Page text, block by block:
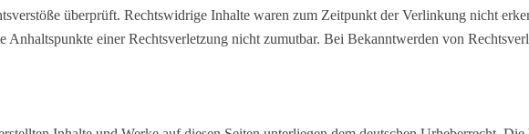
überprüft. Rechtswidrige Inhalte waren zum Zeitpunkt der Verlinkung nicht
Anhaltspunkte einer Rechtsverletzung nicht zumutbar. Bei Bekanntwerden von